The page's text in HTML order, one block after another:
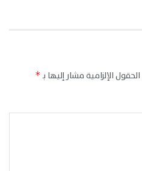
الحقول الإلزامية مشار إليها بـ*